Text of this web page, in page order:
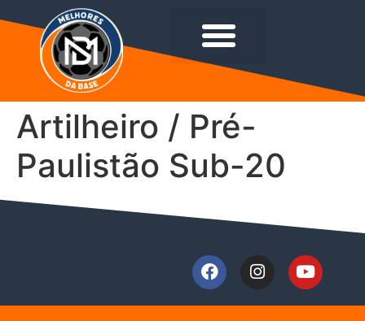
Artilheiro / Pré-
Paulistão Sub-20